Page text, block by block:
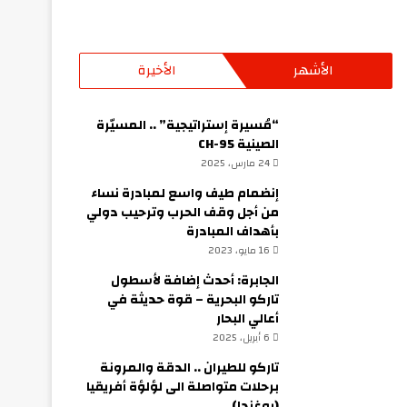
الأشهر الأخيرة
“مُسيرة إستراتيجية” .. المسيّرة
الصينية CH-95
24 مارس، 2025
إنضمام طيف واسع لمبادرة نساء
من أجل وقف الحرب وترحيب دولي
بأهداف المبادرة
16 مايو، 2023
الجابرة: أحدث إضافة لأسطول
تاركو البحرية – قوة حديثة في
أعالي البحار
6 أبريل، 2025
تاركو للطيران .. الدقة والمرونة
برحلات متواصلة الى لؤلؤة أفريقيا